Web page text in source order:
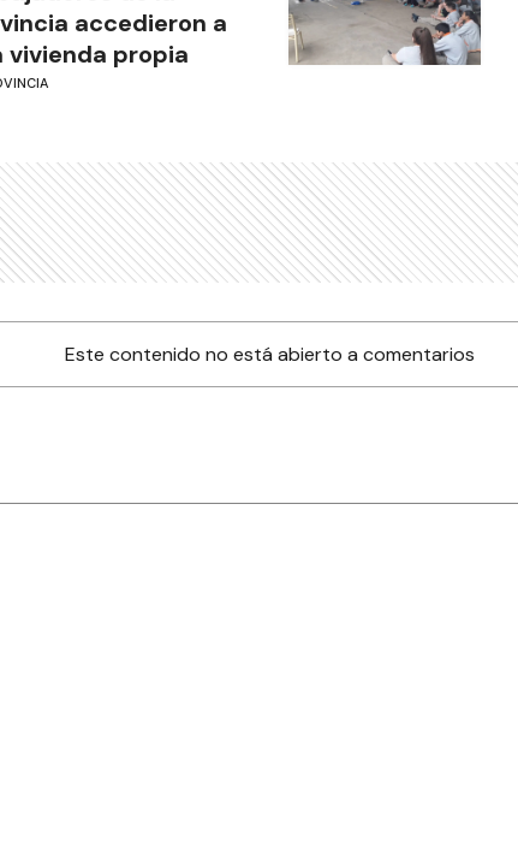
accedieron a
vivienda propia
Este contenido no está abierto a comentarios